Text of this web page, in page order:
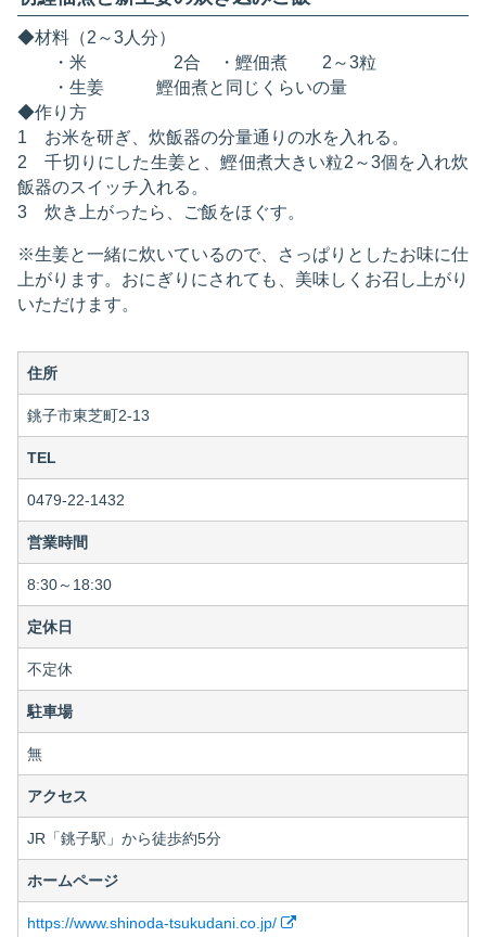
◆材料（2～3人分）
・米 2合 ・鰹佃煮 2～3粒
・生姜 鰹佃煮と同じくらいの量
◆作り方
1 お米を研ぎ、炊飯器の分量通りの水を入れる。
2 千切りにした生姜と、鰹佃煮大きい粒2～3個を入れ炊
飯器のスイッチ入れる。
3 炊き上がったら、ご飯をほぐす。
※生姜と一緒に炊いているので、さっぱりとしたお味に仕
上がります。おにぎりにされても、美味しくお召し上がり
いただけます。
住所
銚子市東芝町2-13
TEL
0479-22-1432
営業時間
8:30～18:30
定休日
不定休
駐車場
無
アクセス
JR「銚子駅」から徒歩約5分
ホームページ
https://www.shinoda-tsukudani.co.jp/